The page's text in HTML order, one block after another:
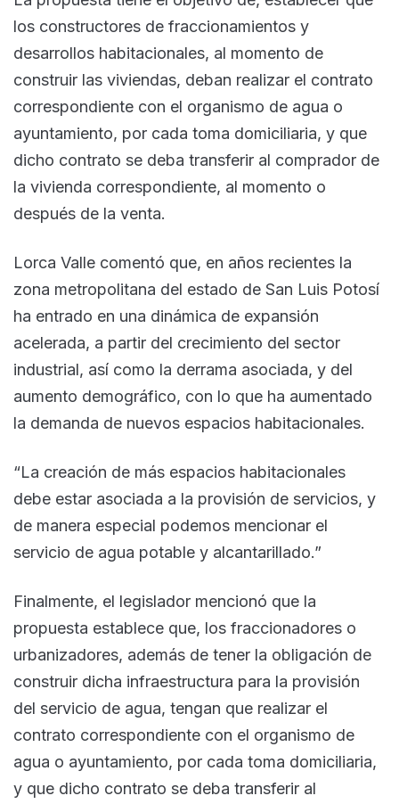
los constructores de fraccionamientos y
desarrollos habitacionales, al momento de
construir las viviendas, deban realizar el contrato
correspondiente con el organismo de agua o
ayuntamiento, por cada toma domiciliaria, y que
dicho contrato se deba transferir al comprador de
la vivienda correspondiente, al momento o
después de la venta.
Lorca Valle comentó que, en años recientes la
zona metropolitana del estado de San Luis Potosí
ha entrado en una dinámica de expansión
acelerada, a partir del crecimiento del sector
industrial, así como la derrama asociada, y del
aumento demográfico, con lo que ha aumentado
la demanda de nuevos espacios habitacionales.
“La creación de más espacios habitacionales
debe estar asociada a la provisión de servicios, y
de manera especial podemos mencionar el
servicio de agua potable y alcantarillado.”
Finalmente, el legislador mencionó que la
propuesta establece que, los fraccionadores o
urbanizadores, además de tener la obligación de
construir dicha infraestructura para la provisión
del servicio de agua, tengan que realizar el
contrato correspondiente con el organismo de
agua o ayuntamiento, por cada toma domiciliaria,
y que dicho contrato se deba transferir al